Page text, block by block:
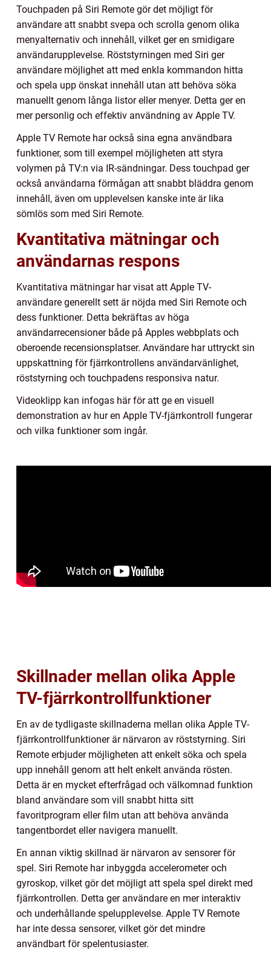
Touchpaden på Siri Remote gör det möjligt för
användare att snabbt svepa och scrolla genom olika
menyalternativ och innehåll, vilket ger en smidigare
användarupplevelse. Röststyrningen med Siri ger
användare möjlighet att med enkla kommandon hitta
och spela upp önskat innehåll utan att behöva söka
manuellt genom långa listor eller menyer. Detta ger en
mer personlig och effektiv användning av Apple TV.
Apple TV Remote har också sina egna användbara
funktioner, som till exempel möjligheten att styra
volymen på TV:n via IR-sändningar. Dess touchpad ger
också användarna förmågan att snabbt bläddra genom
innehåll, även om upplevelsen kanske inte är lika
sömlös som med Siri Remote.
Kvantitativa mätningar och
användarnas respons
Kvantitativa mätningar har visat att Apple TV-
användare generellt sett är nöjda med Siri Remote och
dess funktioner. Detta bekräftas av höga
användarrecensioner både på Apples webbplats och
oberoende recensionsplatser. Användare har uttryckt sin
uppskattning för fjärrkontrollens användarvänlighet,
röststyrning och touchpadens responsiva natur.
Videoklipp kan infogas här för att ge en visuell
demonstration av hur en Apple TV-fjärrkontroll fungerar
och vilka funktioner som ingår.
Skillnader mellan olika Apple
TV-fjärrkontrollfunktioner
En av de tydligaste skillnaderna mellan olika Apple TV-
fjärrkontrollfunktioner är närvaron av röststyrning. Siri
Remote erbjuder möjligheten att enkelt söka och spela
upp innehåll genom att helt enkelt använda rösten.
Detta är en mycket efterfrågad och välkomnad funktion
bland användare som vill snabbt hitta sitt
favoritprogram eller film utan att behöva använda
tangentbordet eller navigera manuellt.
En annan viktig skillnad är närvaron av sensorer för
spel. Siri Remote har inbyggda accelerometer och
gyroskop, vilket gör det möjligt att spela spel direkt med
fjärrkontrollen. Detta ger användare en mer interaktiv
och underhållande spelupplevelse. Apple TV Remote
har inte dessa sensorer, vilket gör det mindre
användbart för spelentusiaster.